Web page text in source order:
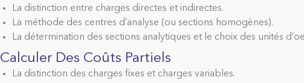
La distinction entre charges directes et indirectes.
La méthode des centres d’analyse (ou sections homogènes).
La détermination des sections analytiques et le choix des unités
Calculer Des Coûts Partiels
La distinction des charges fixes et charges variables.